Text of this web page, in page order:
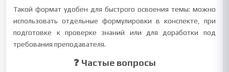
Такой формат удобен для быстрого освоения темы: можно
использовать отдельные формулировки в конспекте, при
подготовке к проверке знаний или для доработки под
требования преподавателя.
❓ Частые вопросы